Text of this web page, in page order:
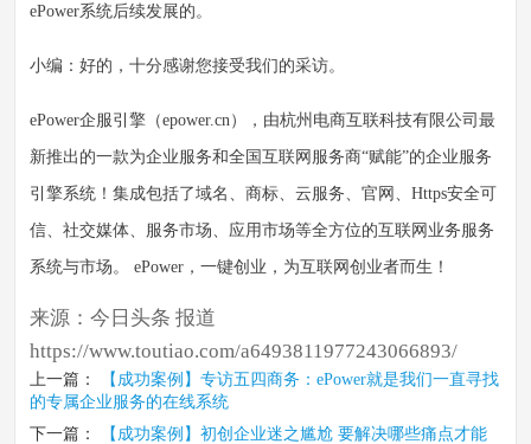
ePower系统后续发展的。
小编：好的，十分感谢您接受我们的采访。
ePower企服引擎（epower.cn），由杭州电商互联科技有限公司最
新推出的一款为企业服务和全国互联网服务商“赋能”的企业服务
引擎系统！集成包括了域名、商标、云服务、官网、Https安全可
信、社交媒体、服务市场、应用市场等全方位的互联网业务服务
系统与市场。 ePower，一键创业，为互联网创业者而生！
来源：今日头条 报道
https://www.toutiao.com/a6493811977243066893/
上一篇：
【成功案例】专访五四商务：ePower就是我们一直寻找
的专属企业服务的在线系统
下一篇：
【成功案例】初创企业迷之尴尬 要解决哪些痛点才能